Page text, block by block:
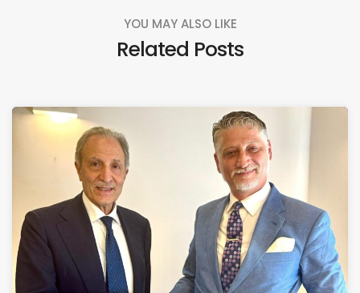
YOU MAY ALSO LIKE
Related Posts